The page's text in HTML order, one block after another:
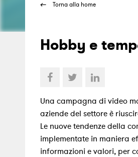
Torna alla home
Hobby e
Una campagna di video
aziende del settore è
Le nuove tendenze della
implementate in maniera
informazioni e valori, per